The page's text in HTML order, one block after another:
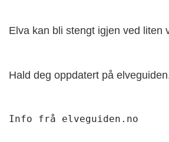
Elva kan bli stengt igjen ved liten
Hald deg oppdatert på
Info frå elveguiden.no